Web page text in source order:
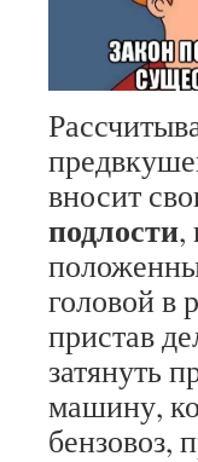
вносит
подлости,
головой в
пристав
затянуть
машину,
бензовоз,